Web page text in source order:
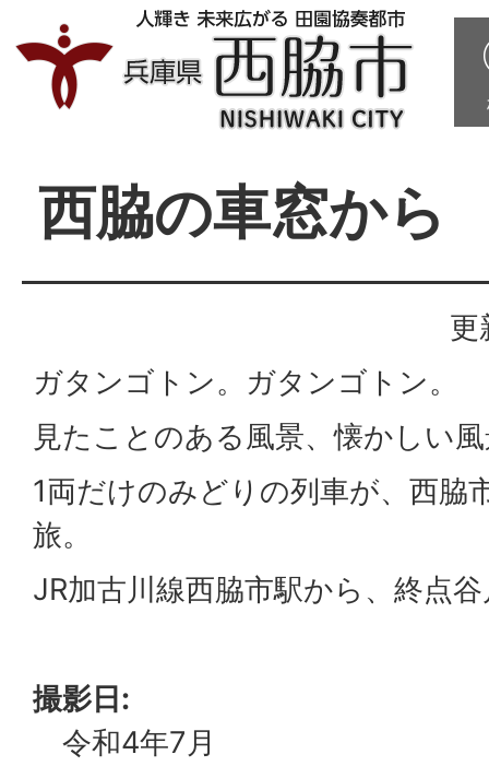
西脇の車窓から
更
ガタンゴトン。ガタンゴトン。
見たことのある風景、懐かしい
1両だけのみどりの列車が、西脇
旅。
JR加古川線西脇市駅から、終点
撮影日:
令和4年7月